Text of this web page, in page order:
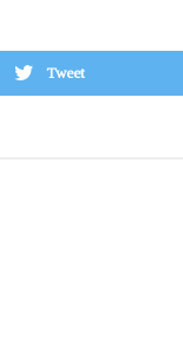
Tweet